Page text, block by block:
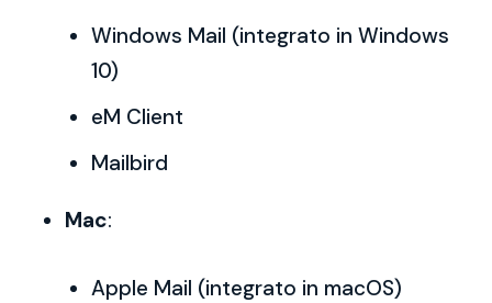
Windows Mail (integrato in Windows
10)
eM Client
Mailbird
Mac:
Apple Mail (integrato in macOS)